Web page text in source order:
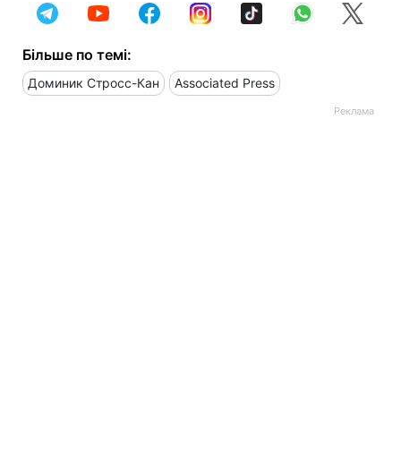
Більше по темі:
Доминик Стросс-Кан Associated Press